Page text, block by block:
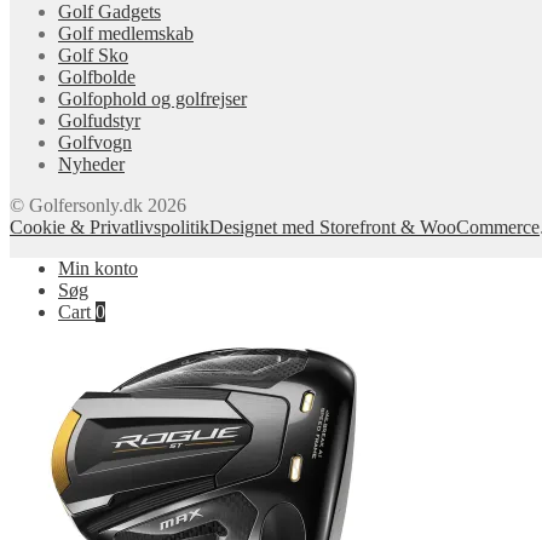
Golf Gadgets
Golf medlemskab
Golf Sko
Golfbolde
Golfophold og golfrejser
Golfudstyr
Golfvogn
Nyheder
© Golfersonly.dk 2026
Cookie & PrivatlivspolitikDesignet med Storefront & WooCommerce
Min konto
Søg
Cart 0